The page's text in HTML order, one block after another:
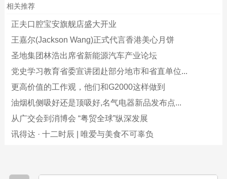
相关推荐
正夫口腔宝安旗舰店盛大开业
王嘉尔(Jackson Wang)正式代言香港美心月饼
圣地集团林浩出席省新能源汽车产业论坛
党史学习教育省委宣讲团赴部分地市和省直单位...
更高价值的工作观，他们和G2000这样做到
油烟机侧吸好还是顶吸好,名气电器新品发布点...
从广交会到消博会 “粤贸全球”纵深发展
讯得达 · 十二时辰 | 唯爱与美食不可辜负